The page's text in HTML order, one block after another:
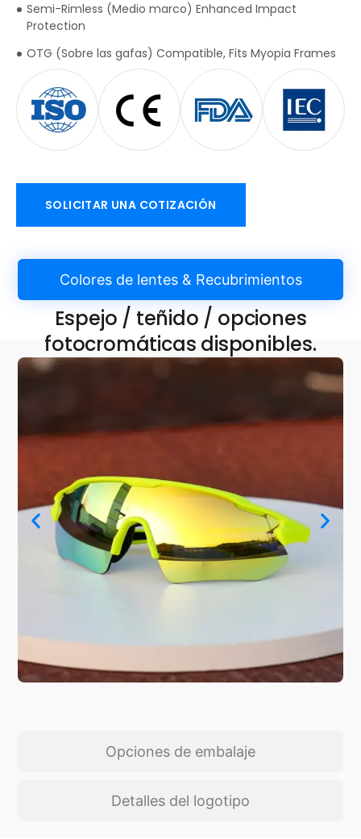
Semi-Rimless (Medio marco) Enhanced Impact
Protection
OTG (Sobre las gafas) Compatible, Fits Myopia Frames
SOLICITAR UNA COTIZACIÓN
Colores de lentes & Recubrimientos
Opciones de embalaje
Detalles del logotipo
Espejo / teñido / opciones
fotocromáticas disponibles.